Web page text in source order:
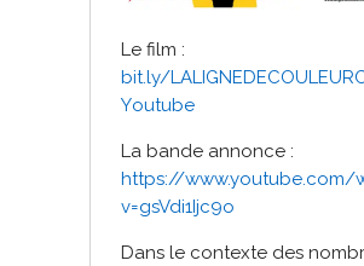
Le film :
bit.ly/
Youtube
La bande annonce :
https://www.youtube.com/
v=gsVdi1Ijc9o
Dans le contexte des